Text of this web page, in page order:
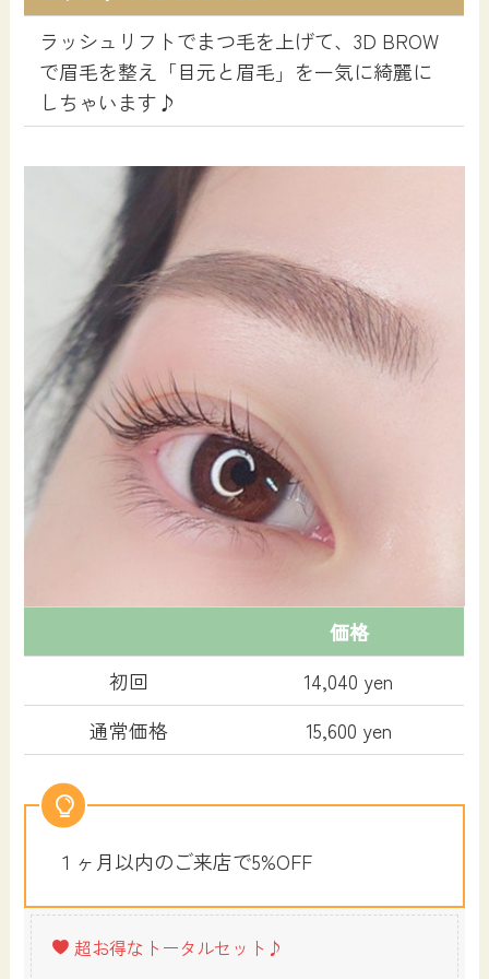
ラッシュリフトでまつ毛を上げて、3D BROW
で眉毛を整え「目元と眉毛」を一気に綺麗に
しちゃいます♪
価格
初回
14,040 yen
通常価格
15,600 yen
１ヶ月以内のご来店で5%OFF
超お得なトータルセット♪